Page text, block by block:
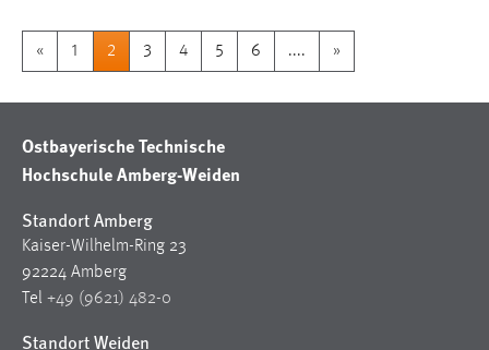
« 1 2 3 4 5 6 .... »
Ostbayerische Technische
Hochschule Amberg-Weiden
Standort Amberg
Kaiser-Wilhelm-Ring 23
92224 Amberg
Tel +49 (9621) 482-0
Standort Weiden